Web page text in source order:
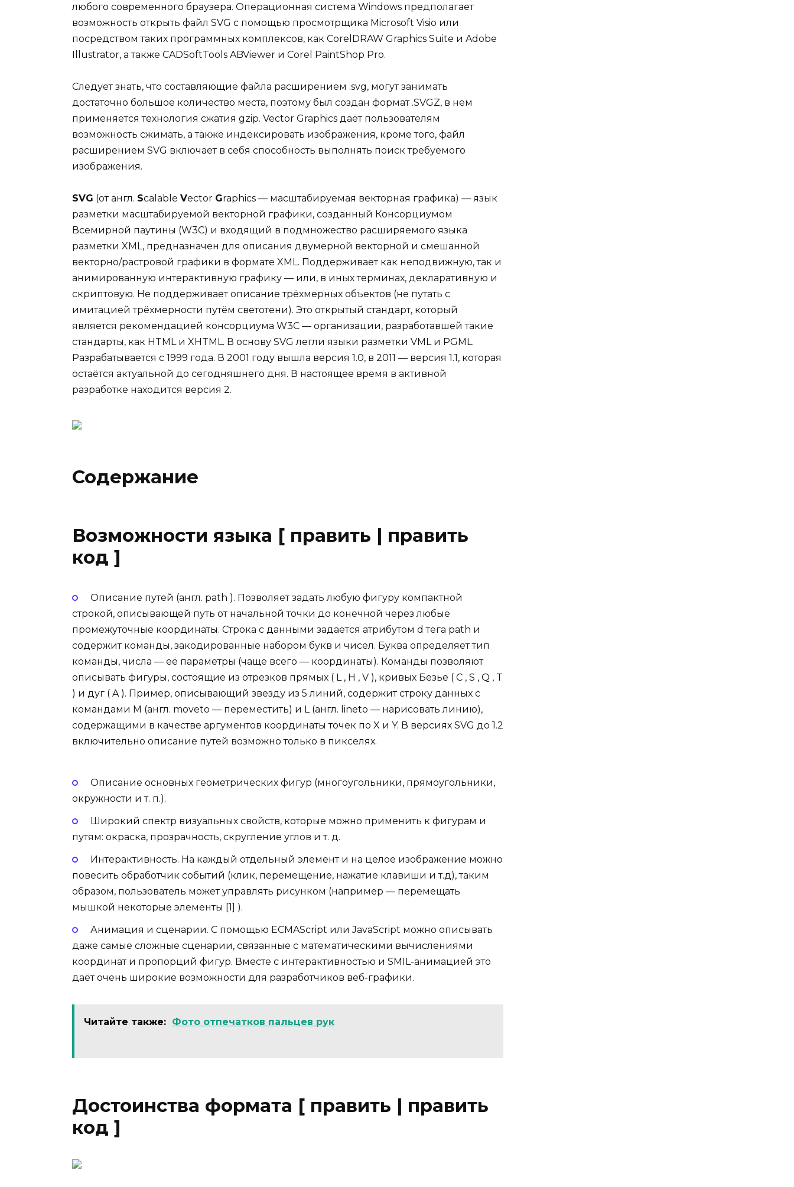
любого современного браузера. Операционная система Windows предполагает
возможность открыть файл SVG с помощью просмотрщика Microsoft Visio или
посредством таких программных комплексов, как CorelDRAW Graphics Suite и Adobe
Illustrator, а также CADSoftTools ABViewer и Corel PaintShop Pro.
Следует знать, что составляющие файла расширением .svg, могут занимать
достаточно большое количество места, поэтому был создан формат .SVGZ, в нем
применяется технология сжатия gzip. Vector Graphics даёт пользователям
возможность сжимать, а также индексировать изображения, кроме того, файл
расширением SVG включает в себя способность выполнять поиск требуемого
изображения.
SVG (от англ. Scalable Vector Graphics — масштабируемая векторная графика) — язык
разметки масштабируемой векторной графики, созданный Консорциумом
Всемирной паутины (W3C) и входящий в подмножество расширяемого языка
разметки XML, предназначен для описания двумерной векторной и смешанной
векторно/растровой графики в формате XML. Поддерживает как неподвижную, так и
анимированную интерактивную графику — или, в иных терминах, декларативную и
скриптовую. Не поддерживает описание трёхмерных объектов (не путать с
имитацией трёхмерности путём светотени). Это открытый стандарт, который
является рекомендацией консорциума W3C — организации, разработавшей такие
стандарты, как HTML и XHTML. В основу SVG легли языки разметки VML и PGML.
Разрабатывается с 1999 года. В 2001 году вышла версия 1.0, в 2011 — версия 1.1, которая
остаётся актуальной до сегодняшнего дня. В настоящее время в активной
разработке находится версия 2.
Содержание
Возможности языка [ править | править
код ]
Описание путей (англ. path ). Позволяет задать любую фигуру компактной
строкой, описывающей путь от начальной точки до конечной через любые
промежуточные координаты. Строка с данными задаётся атрибутом d тега path и
содержит команды, закодированные набором букв и чисел. Буква определяет тип
команды, числа — её параметры (чаще всего — координаты). Команды позволяют
описывать фигуры, состоящие из отрезков прямых ( L , H , V ), кривых Безье ( C , S , Q , T
) и дуг ( A ). Пример, описывающий звезду из 5 линий, содержит строку данных с
командами M (англ. moveto — переместить) и L (англ. lineto — нарисовать линию),
содержащими в качестве аргументов координаты точек по X и Y. В версиях SVG до 1.2
включительно описание путей возможно только в пикселях.
Описание основных геометрических фигур (многоугольники, прямоугольники,
окружности и т. п.).
Широкий спектр визуальных свойств, которые можно применить к фигурам и
путям: окраска, прозрачность, скругление углов и т. д.
Интерактивность. На каждый отдельный элемент и на целое изображение можно
повесить обработчик событий (клик, перемещение, нажатие клавиши и т.д), таким
образом, пользователь может управлять рисунком (например — перемещать
мышкой некоторые элементы [1] ).
Анимация и сценарии. С помощью ECMAScript или JavaScript можно описывать
даже самые сложные сценарии, связанные с математическими вычислениями
координат и пропорций фигур. Вместе с интерактивностью и SMIL-анимацией это
даёт очень широкие возможности для разработчиков веб-графики.
Читайте также: Фото отпечатков пальцев рук
Достоинства формата [ править | править
код ]